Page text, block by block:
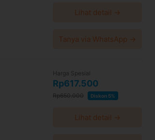
Lihat detail →
Tanya via WhatsApp →
Harga Spesial
Rp617.500
Rp650.000 Diskon 5%
Lihat detail →